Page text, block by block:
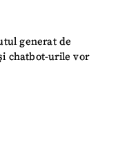
generat de
chatbot-urile vor